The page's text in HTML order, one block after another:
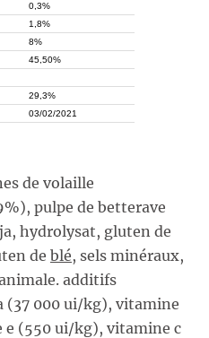
0,3%
1,8%
8%
45,50%
29,3%
03/02/2021
de volaille
pulpe de betterave
hydrolysat, gluten de
de blé, sels minéraux,
additifs
000 ui/kg), vitamine
(550 ui/kg), vitamine c